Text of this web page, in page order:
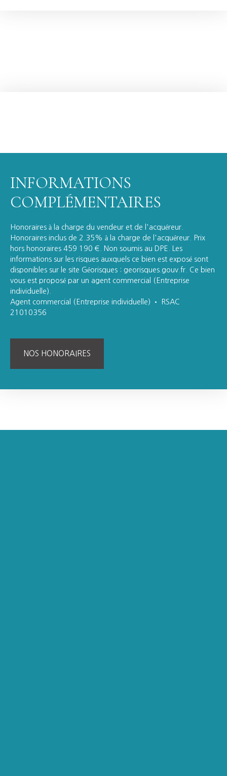
INFORMATIONS
COMPLÉMENTAIRES
Honoraires à la charge du vendeur et de l'acquéreur.
Honoraires inclus de 2.35% à la charge de l'acquéreur. Prix
hors honoraires 459 190 €. Non soumis au DPE. Les
informations sur les risques auxquels ce bien est exposé sont
disponibles sur le site Géorisques : georisques.gouv.fr. Ce bien
vous est proposé par un agent commercial (Entreprise
individuelle).
Agent commercial (Entreprise individuelle) • RSAC
21010356
NOS HONORAIRES